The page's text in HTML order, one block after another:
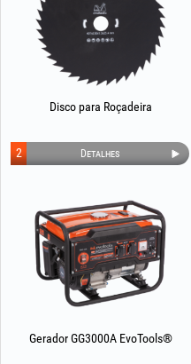
Disco para Roçadeira
Detalhes
2
Gerador GG3000A EvoTools®